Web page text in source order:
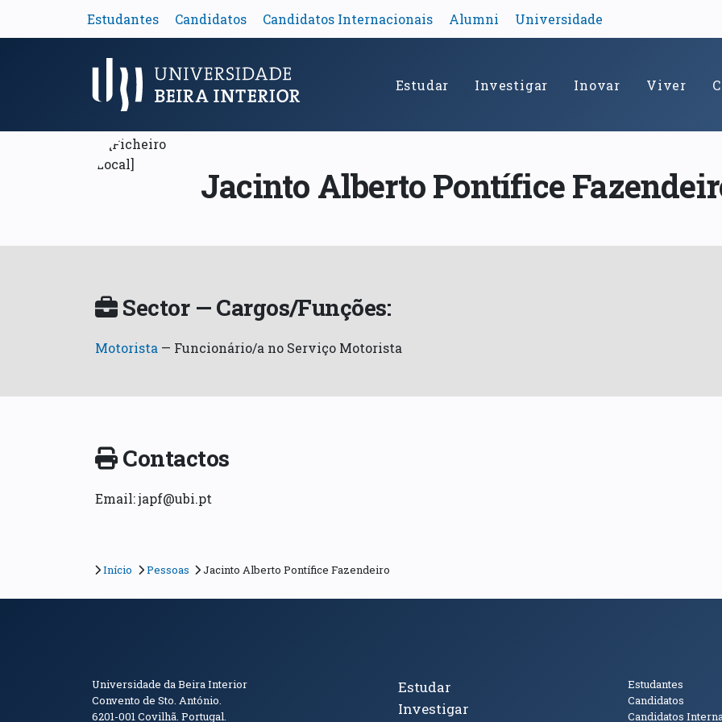
Estudantes Candidatos Candidatos Internacionais Alumni Universidade
Menu Principal Estudar Investigar Inovar Viver
Jacinto Alberto Pontífice
Sector — Cargos/Funções:
Motorista — Funcionário/a no Serviço Motorista
Contactos
Email: japf@ubi.pt
Início Pessoas Jacinto Alberto Pontífice Fazendeiro
Informações de Contacto
Universidade da Beira Interior
Convento de Sto. António.
6201-001Covilhã. Portugal.
Tópicos Principais
Estudar
Investigar
Públicos
Estudantes
Candidatos
Candidatos